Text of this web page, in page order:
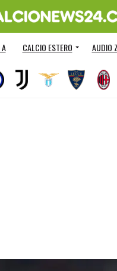
CALCIO ESTERO AUDIO